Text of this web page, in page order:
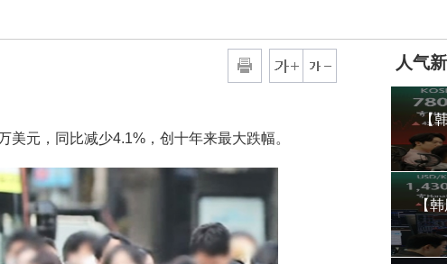
元，同比减少4.1%，创十年来最大跌幅。
人气
【
【